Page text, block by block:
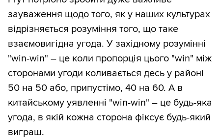
зауваження щодо того, як у наших культурах
відрізняється розуміння того, що таке
взаємовигідна угода. У західному розумінні
"win-win" – це коли пропорція цього "win" між
сторонами угоди коливається десь у районі
50 на 50 або, припустімо, 40 на 60. А в
китайському уявленні "win-win" – це будь-яка
угода, в якій кожна сторона фіксує будь-який
виграш.